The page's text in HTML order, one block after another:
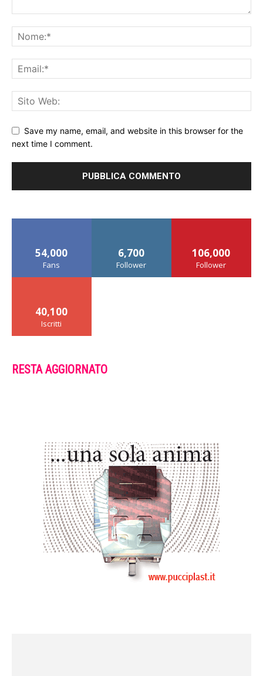
Save my name, email, and website in this browser for the
next time I comment.
54,000
Fans
6,700
Follower
106,000
Follower
40,100
Iscritti
RESTA AGGIORNATO